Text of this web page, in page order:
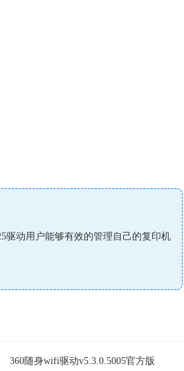
Windows操作系统使用，推荐用户下
驱动用户能够有效的管理自己的复印机
360随身wifi驱动v5.3.0.5005官方版